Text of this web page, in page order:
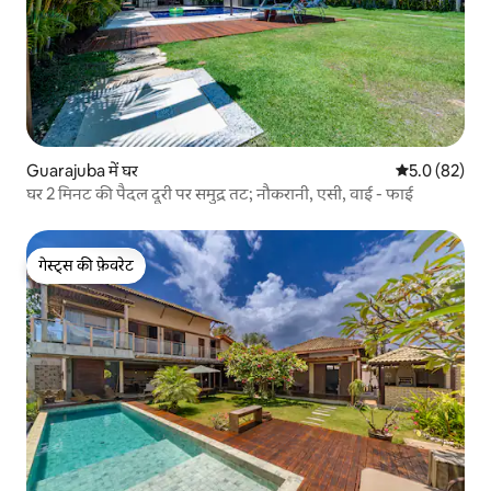
Guarajuba में घर औसत रेटिंग 5
5.0 (82)
घर 2 मिनट की पैदल दूरी पर समुद्र तट; नौकरानी, एसी, वाई - फाई
गेस्ट्स की फ़ेवरेट
गेस्ट्स की फ़ेवरेट